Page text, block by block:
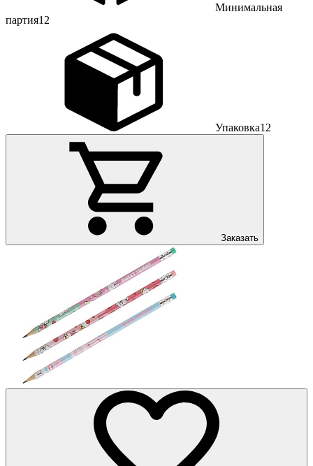
Минимальная
партия12
Упаковка12
Заказать